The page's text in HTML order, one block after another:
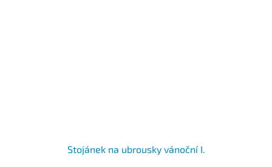
Stojánek na ubrousky vánoční I.